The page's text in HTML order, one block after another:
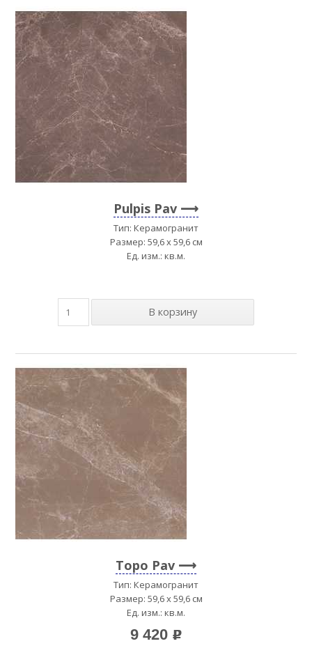
Pulpis Pav
Тип: Керамогранит
Размер: 59,6 x 59,6 см
Ед. изм.: кв.м.
Topo Pav
Тип: Керамогранит
Размер: 59,6 x 59,6 см
Ед. изм.: кв.м.
9 420 p